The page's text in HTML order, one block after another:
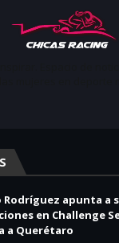
Rodríguez apunta a
en Challenge
a Querétaro